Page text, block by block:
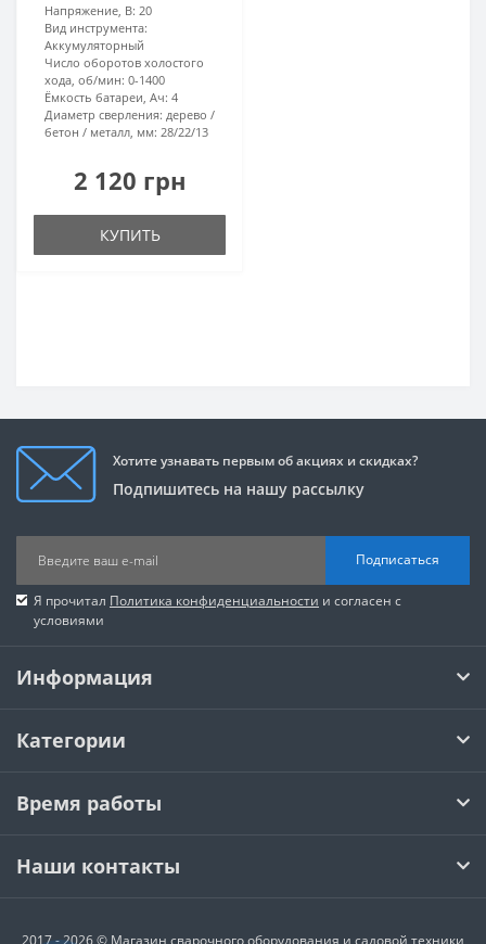
Напряжение, В: 20
Вид инструмента:
Аккумуляторный
Число оборотов холостого
хода, об/мин: 0-1400
Ёмкость батареи, Ач: 4
Диаметр сверления: дерево /
бетон / металл, мм: 28/22/13
2 120 грн
КУПИТЬ
Хотите узнавать первым об акциях и скидках?
Подпишитесь на нашу рассылку
Подписаться
Я прочитал Политика конфиденциальности и согласен с
условиями
Информация
Категории
Время работы
Наши контакты
2017 - 2026 © Магазин сварочного оборудования и садовой техники